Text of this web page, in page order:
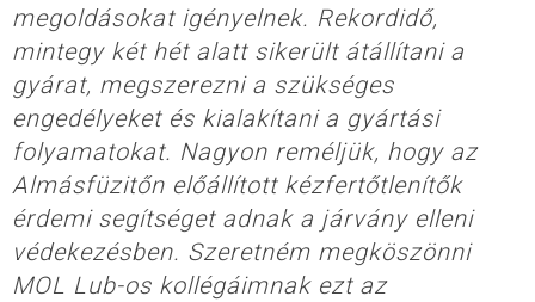
megoldásokat igényelnek. Rekordidő,
mintegy két hét alatt sikerült átállítani a
gyárat, megszerezni a szükséges
engedélyeket és kialakítani a gyártási
folyamatokat. Nagyon reméljük, hogy az
Almásfüzitőn előállított kézfertőtlenítők
érdemi segítséget adnak a járvány elleni
védekezésben. Szeretném megköszönni
MOL Lub-os kollégáimnak ezt az